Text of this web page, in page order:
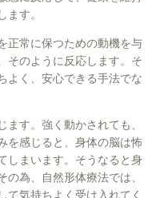
ます。
正常に保つための動機を与
そのように反応します。そ
よく、安心できる手法でな
す。強く動かされても、
を感じると、身体の脳は怖
しまいます。そうなると身
為、自然形体療法では、
て気持ちよく受け入れてく